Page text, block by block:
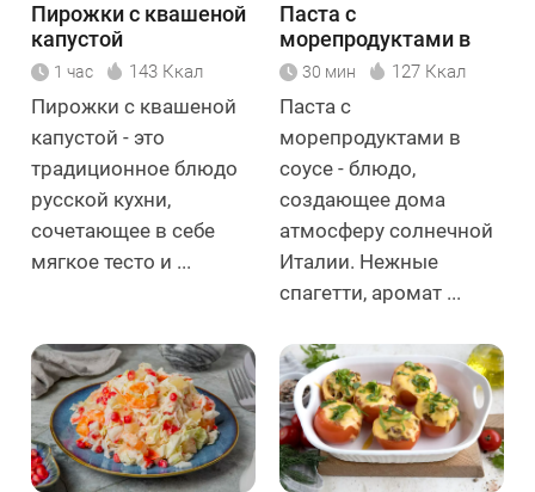
Пирожки с квашеной
капустой
1 час 143 Ккал
Пирожки с квашеной
капустой - это
традиционное блюдо
русской кухни,
сочетающее в себе
мягкое тесто и ...
Паста с
морепродуктами в
соусе
30 мин 127 Ккал
Паста с
морепродуктами в
соусе - блюдо,
создающее дома
атмосферу солнечной
Италии. Нежные
спагетти, аромат ...